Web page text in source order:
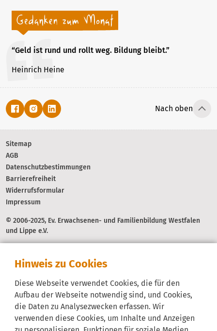
“Geld ist rund und rollt weg. Bildung bleibt.”
Heinrich Heine
Nach oben
© 2006-2025, Ev. Erwachsenen- und Familienbildung Westfalen
und Lippe e.V.
Sitemap
AGB
Datenschutzbestimmungen
Barrierefreiheit
Widerrufsformular
Impressum
Hinweis zu Cookies
Diese Webseite verwendet Cookies, die für den
Aufbau der Webseite notwendig sind, und Cookies,
die Daten zu Analysezwecken erfassen. Wir
verwenden diese Cookies, um Inhalte und Anzeigen